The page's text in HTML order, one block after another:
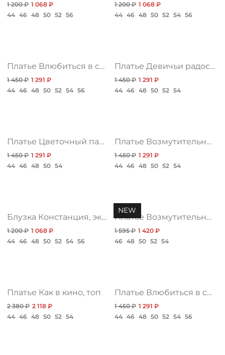
1 200 ₽ 1 068 ₽
44 46 48 50 52 56
1 200 ₽ 1 068 ₽
44 46 48 50 52 54 56
Платье Влюбиться в себя, нью хит
1 450 ₽ 1 291 ₽
44 46 48 50 52 54 56
Платье Девичьи радости, хит
1 450 ₽ 1 291 ₽
44 46 48 50 52 54
Платье Цветочный парфюм, романтика нью
1 450 ₽ 1 291 ₽
44 46 48 50 54
Платье Возмутительно красиво, яркая нью
1 450 ₽ 1 291 ₽
44 46 48 50 52 54
Блузка Констанция, экстра
1 200 ₽ 1 068 ₽
44 46 48 50 52 54 56
NEW
Платье Возмутительно красиво, шарм нью
1 595 ₽ 1 420 ₽
46 48 50 52 54
Платье Как в кино, топ
2 380 ₽ 2 118 ₽
44 46 48 50 52 54
Платье Влюбиться в себя, жанр
1 450 ₽ 1 291 ₽
44 46 48 50 52 54 56